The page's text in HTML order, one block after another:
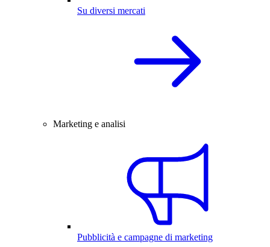
Su diversi mercati
Marketing e analisi
Pubblicità e campagne di marketing